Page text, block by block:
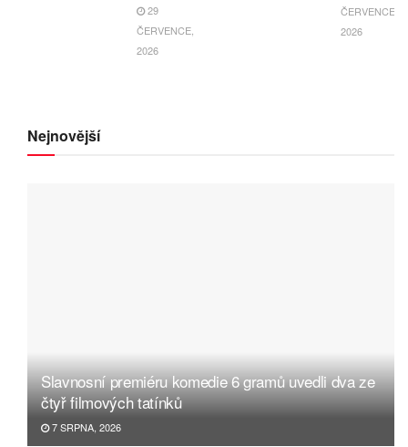
29
ČERVENCE,
2026
ČERVENCE,
2026
Nejnovější
Slavnosní premiéru komedie 6 gramů uvedli dva ze
čtyř filmových tatínků
7 SRPNA, 2026